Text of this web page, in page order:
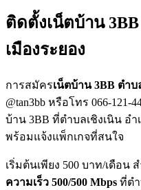
ติดตั้งเน็ตบ้าน
เมืองระยอง
การสมัครเน็ตบ้าน 3BB ตำบ
@tan3bb หรือโทร 066-
บ้าน 3BB ที่ตำบลเชิงเนิน อำ
พร้อมแจ้งแพ็กเกจที่สนใจ
เริ่มต้นเพียง 500 บาท/เดือน
ความเร็ว 500/500 Mbps ที่ตำ